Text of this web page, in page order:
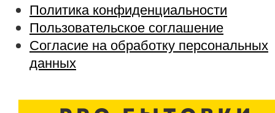
Политика конфиденциальности
Пользовательское соглашение
Согласие на обработку персональных
данных